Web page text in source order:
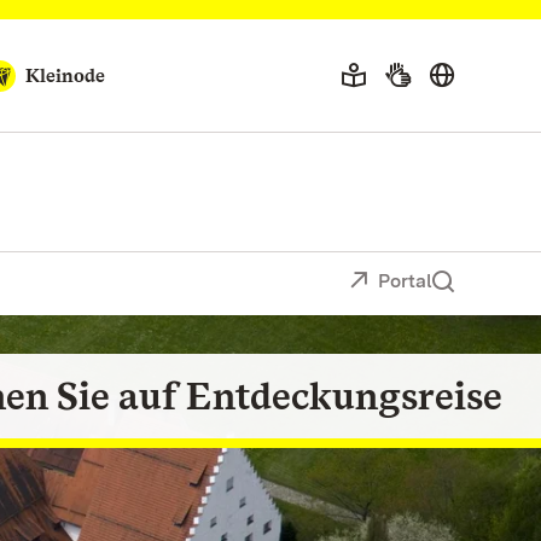
Kleinode
Portal
Lassen Sie sich verzaubern
Sie auf Entdeckungsreise